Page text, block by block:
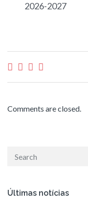
2026-2027
Comments are closed.
Últimas notícias